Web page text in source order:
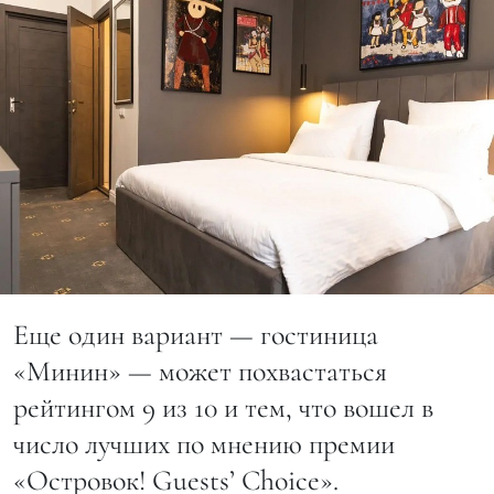
Еще один вариант — гостиница
«Минин» — может похвастаться
рейтингом 9 из 10 и тем, что вошел в
число лучших по мнению премии
«Островок! Guests’ Choice».